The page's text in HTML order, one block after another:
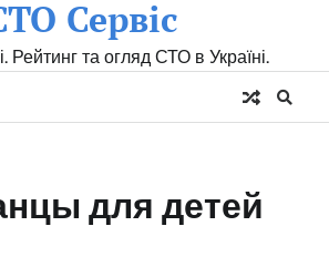
Сервіс
Рейтинг та огляд СТО в Україні.
для детей